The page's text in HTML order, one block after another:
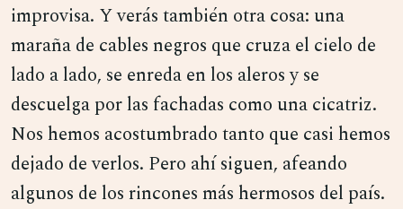
improvisa. Y verás también otra cosa: una
maraña de cables negros que cruza el cielo de
lado a lado, se enreda en los aleros y se
descuelga por las fachadas como una cicatriz.
Nos hemos acostumbrado tanto que casi hemos
dejado de verlos. Pero ahí siguen, afeando
algunos de los rincones más hermosos del país.